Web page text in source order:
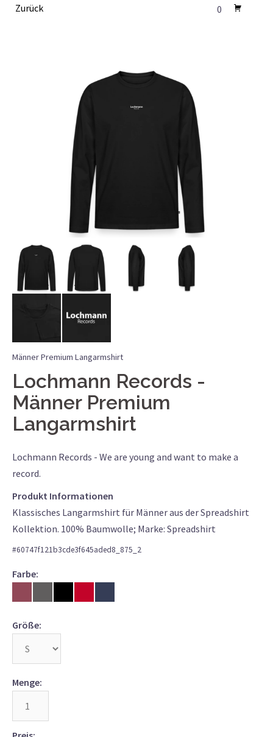
Zurück 0
Männer Premium Langarmshirt
Lochmann Records
Männer Premium
Langarmshirt
Lochmann Records - We are young and want to make a
record.
Produkt Informationen
Klassisches Langarmshirt für Männer aus der Spreadshirt
Kollektion. 100% Baumwolle; Marke: Spreadshirt
#60747f121b3cde3f645aded8_875_2
Farbe:
Größe:
Menge: